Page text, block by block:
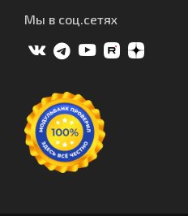
Мы в соц.сетях